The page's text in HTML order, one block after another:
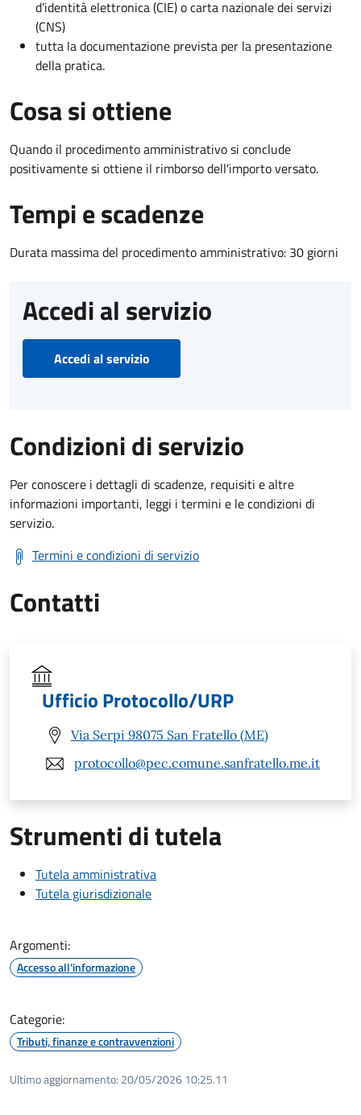
d’identità elettronica (CIE) o carta nazionale dei servizi
(CNS)
tutta la documentazione prevista per la presentazione
della pratica.
Cosa si ottiene
Quando il procedimento amministrativo si conclude
positivamente si ottiene il rimborso dell'importo versato.
Tempi e scadenze
Durata massima del procedimento amministrativo: 30 giorni
Accedi al servizio
Accedi al servizio
Condizioni di servizio
Per conoscere i dettagli di scadenze, requisiti e altre
informazioni importanti, leggi i termini e le condizioni di
servizio.
Termini e condizioni di servizio
Contatti
Ufficio Protocollo/URP
Via Serpi 98075 San Fratello (ME)
protocollo@pec.comune.sanfratello.me.it
Strumenti di tutela
Tutela amministrativa
Tutela giurisdizionale
Argomenti:
Accesso all'informazione
Categorie:
Tributi, finanze e contravvenzioni
Ultimo aggiornamento: 20/05/2026 10:25.11